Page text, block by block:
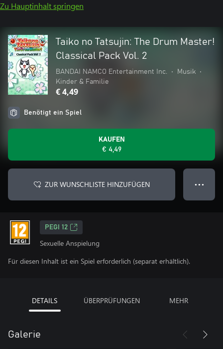
Zu Hauptinhalt springen
Taiko no Tatsujin: The Drum Master!
Classical Pack Vol. 2
BANDAI NAMCO Entertainment Inc. • Musik
•
Kinder & Familie
€ 4,49
Benötigt ein Spiel
KAUFEN
€ 4,49
ZUR WUNSCHLISTE HINZUFÜGEN ● ● ●
PEGI 12
Sexuelle Anspielung
Für diesen Inhalt ist ein Spiel erforderlich (separat erhältlich).
DETAILS ÜBERPRÜFUNGEN MEHR
Galerie